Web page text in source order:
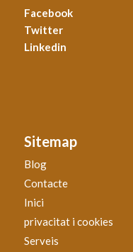
Facebook
Twitter
Linkedin
Sitemap
Blog
Contacte
Inici
privacitat i cookies
Serveis